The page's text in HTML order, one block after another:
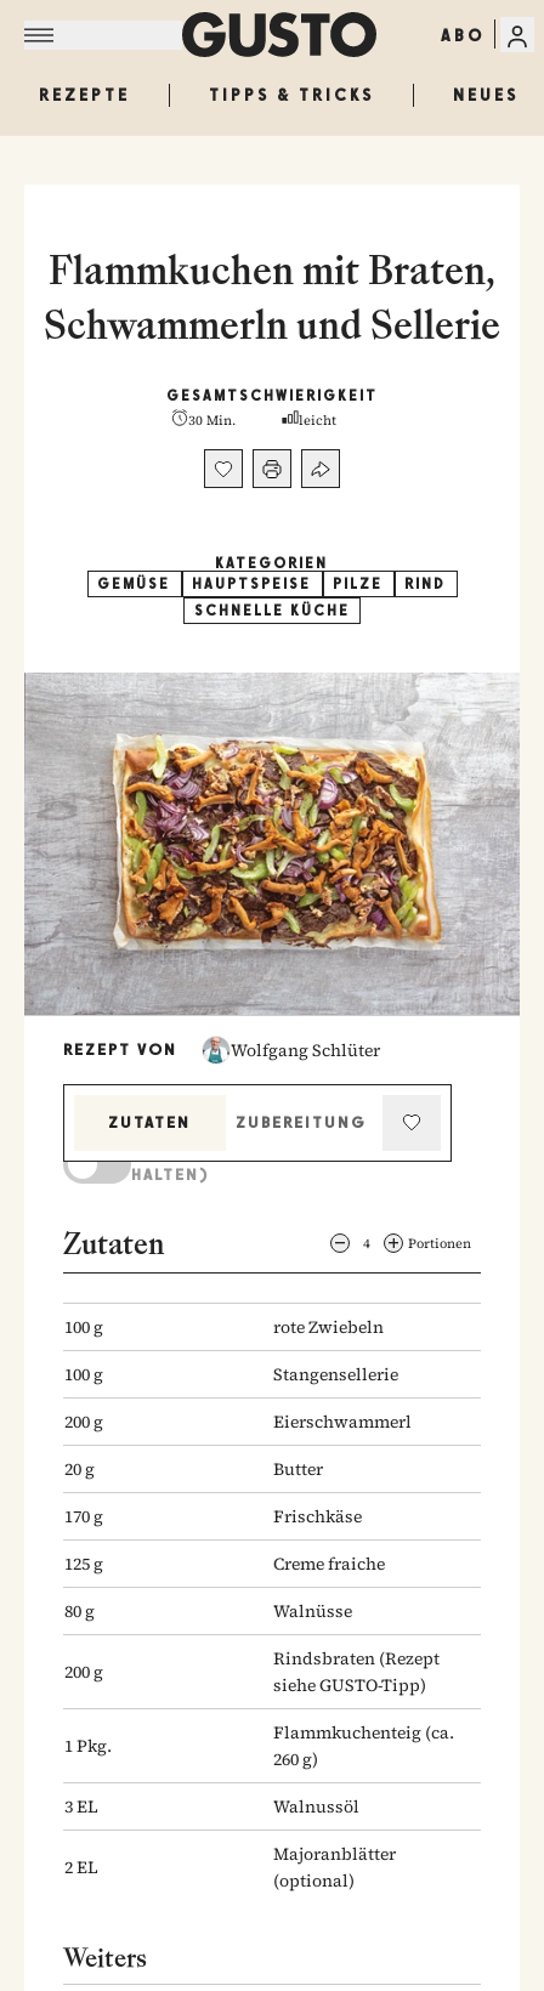
ABO
REZEPTE TIPPS & TRICKS NEUES
Flammkuchen mit Braten,
Schwammerln und Sellerie
GESAMT
30 Min.
SCHWIERIGKEIT
leicht
KATEGORIEN
GEMÜSE
HAUPTSPEISE PILZE
RIND
SCHNELLE KÜCHE
REZEPT VON Wolfgang Schlüter
ZUTATEN
ZUBEREITUNG
HALTEN)
Zutaten 4 Portionen
100g
rote Zwiebeln
100g
Stangensellerie
200g
Eierschwammerl
20g
Butter
170g
Frischkäse
125g
Creme fraiche
80g Walnüsse
200g
Rindsbraten (Rezept
siehe GUSTO-Tipp)
1Pkg.
Flammkuchenteig (ca.
260 g)
3EL Walnussöl
2EL
Majoranblätter
(optional)
Weiters